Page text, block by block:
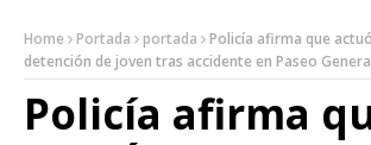
Home Portada portada
Policía afirma que
detención de joven tras accidente en Paseo
Policía afirma